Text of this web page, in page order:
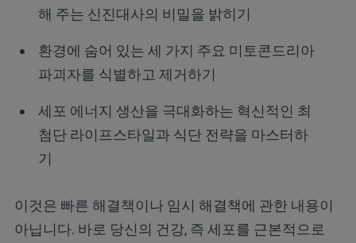
해 주는 신진대사의 비밀을 밝히기
환경에 숨어 있는 세 가지 주요 미토콘드리아
파괴자를 식별하고 제거하기
세포 에너지 생산을 극대화하는 혁신적인 최
첨단 라이프스타일과 식단 전략을 마스터하
기
이것은 빠른 해결책이나 임시 해결책에 관한 내용이
아닙니다. 바로 당신의 건강, 즉 세포를 근본적으로